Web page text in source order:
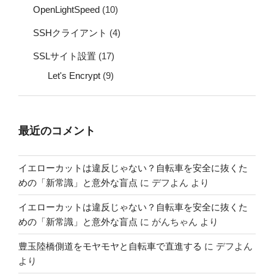
OpenLightSpeed (10)
SSHクライアント (4)
SSLサイト設置 (17)
Let's Encrypt (9)
最近のコメント
イエローカットは違反じゃない？自転車を安全に抜くた
めの「新常識」と意外な盲点 に デフよん より
イエローカットは違反じゃない？自転車を安全に抜くた
めの「新常識」と意外な盲点 に がんちゃん より
豊玉陸橋側道をモヤモヤと自転車で直進する に デフよん
より